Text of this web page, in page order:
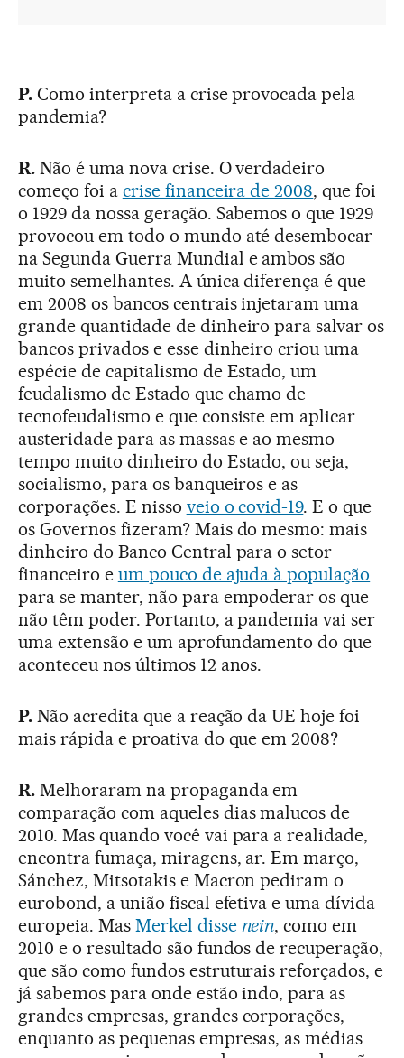
P. Como interpreta a crise provocada pela
pandemia?
R.Não é uma nova crise. O verdadeiro
começo foi a crise financeira de 2008, que foi
o 1929 da nossa geração. Sabemos o que 1929
provocou em todo o mundo até desembocar
na Segunda Guerra Mundial e ambos são
muito semelhantes. A única diferença é que
em 2008 os bancos centrais injetaram uma
grande quantidade de dinheiro para salvar os
bancos privados e esse dinheiro criou uma
espécie de capitalismo de Estado, um
feudalismo de Estado que chamo de
tecnofeudalismo e que consiste em aplicar
austeridade para as massas e ao mesmo
tempo muito dinheiro do Estado, ou seja,
socialismo, para os banqueiros e as
corporações. E nisso veio o covid-19. E o que
os Governos fizeram? Mais do mesmo: mais
dinheiro do Banco Central para o setor
financeiro e um pouco de ajuda à população
para se manter, não para empoderar os que
não têm poder. Portanto, a pandemia vai ser
uma extensão e um aprofundamento do que
aconteceu nos últimos 12 anos.
P. Não acredita que a reação da UE hoje foi
mais rápida e proativa do que em 2008?
R.Melhoraram na propaganda em
comparação com aqueles dias malucos de
2010. Mas quando você vai para a realidade,
encontra fumaça, miragens, ar. Em março,
Sánchez, Mitsotakis e Macron pediram o
eurobond, a união fiscal efetiva e uma dívida
europeia. Mas Merkel disse nein, como em
2010 e o resultado são fundos de recuperação,
que são como fundos estruturais reforçados, e
já sabemos para onde estão indo, para as
grandes empresas, grandes corporações,
enquanto as pequenas empresas, as médias